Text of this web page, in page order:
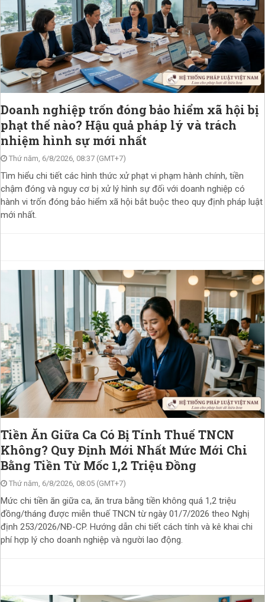
Doanh nghiệp trốn đóng bảo hiểm xã hội bị
phạt thế nào? Hậu quả pháp lý và trách
nhiệm hình sự mới nhất
Thứ năm, 6/8/2026, 08:37 (GMT+7)
Tìm hiểu chi tiết các hình thức xử phạt vi phạm hành chính, tiền
chậm đóng và nguy cơ bị xử lý hình sự đối với doanh nghiệp có
hành vi trốn đóng bảo hiểm xã hội bắt buộc theo quy định pháp luật
mới nhất.
Tiền Ăn Giữa Ca Có Bị Tính Thuế TNCN
Không? Quy Định Mới Nhất Mức Mới Chi
Bằng Tiền Từ Mốc 1,2 Triệu Đồng
Thứ năm, 6/8/2026, 08:05 (GMT+7)
Mức chi tiền ăn giữa ca, ăn trưa bằng tiền không quá 1,2 triệu
đồng/tháng được miễn thuế TNCN từ ngày 01/7/2026 theo Nghị
định 253/2026/NĐ-CP. Hướng dẫn chi tiết cách tính và kê khai chi
phí hợp lý cho doanh nghiệp và người lao động.